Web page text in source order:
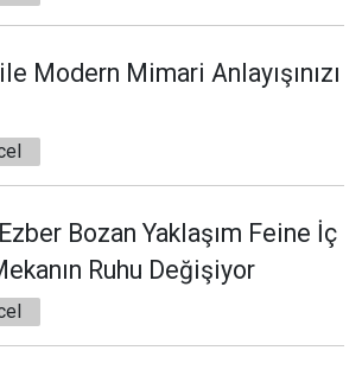
Modern Mimari Anlayışınızı
Bozan Yaklaşım Feine İç
Ruhu Değişiyor